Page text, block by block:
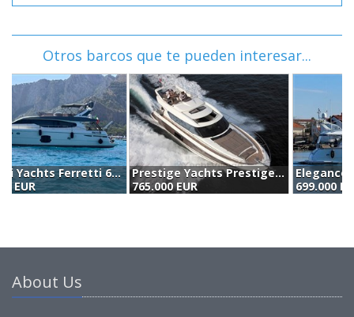
Otros barcos que te pueden interesar...
Prestige Yachts Prestige 620 S (2012)
765.000 EUR
Elegance Yachts Elegance 64 Garage (2008)
699.000 EUR
About Us